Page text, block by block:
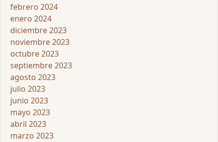
febrero 2024
enero 2024
diciembre 2023
noviembre 2023
octubre 2023
septiembre 2023
agosto 2023
julio 2023
junio 2023
mayo 2023
abril 2023
marzo 2023